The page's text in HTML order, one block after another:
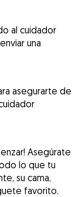
al cuidador
una
asegurarte de
Asegúrate
lo que tu
su cama,
favorito.